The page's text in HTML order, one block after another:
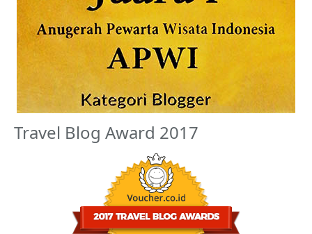
Travel Blog Award 2017